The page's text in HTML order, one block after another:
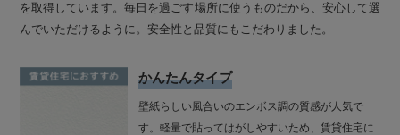
を取得しています。毎日を過ごす場所に使うものだから、安心して選
んでいただけるように。安全性と品質にもこだわりました。
かんたんタイプ
壁紙らしい風合いのエンボス調の質感が人気で
す。軽量で貼ってはがしやすいため、賃貸住宅に